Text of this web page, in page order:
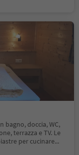
doccia, WC,
terrazza e TV. Le
per cucinare...